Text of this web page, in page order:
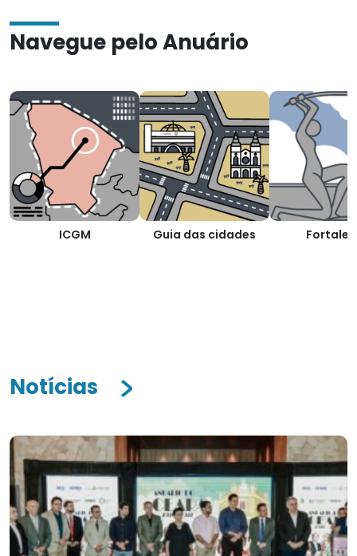
Navegue pelo Anuário
ICGM Guia das cidades
Notícias